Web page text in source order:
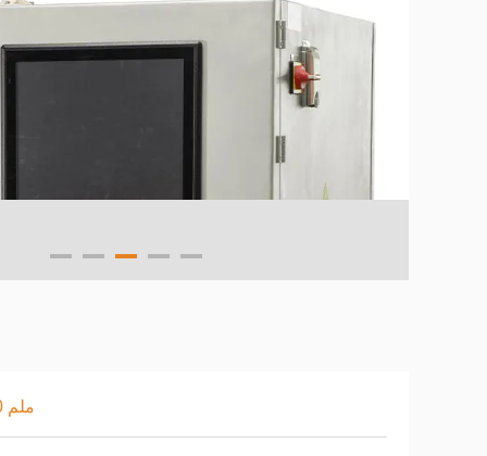
240 ملم